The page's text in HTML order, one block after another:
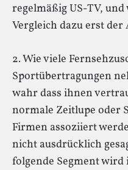
regelmäßig US-TV,
Vergleich dazu erst der
2. Wie viele
Sportübertragungen
wahr dass ihnen
normale Zeitlupe oder
Firmen assoziiert
nicht ausdrücklich
folgende Segment